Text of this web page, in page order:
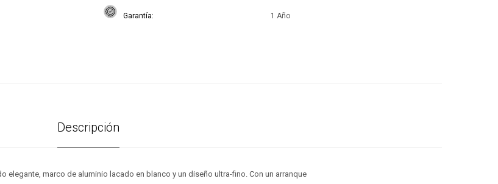
Garantía 1 Año
Descripción
elegante, marco de aluminio lacado en blanco y un diseño ultra-fino. Con un arranque